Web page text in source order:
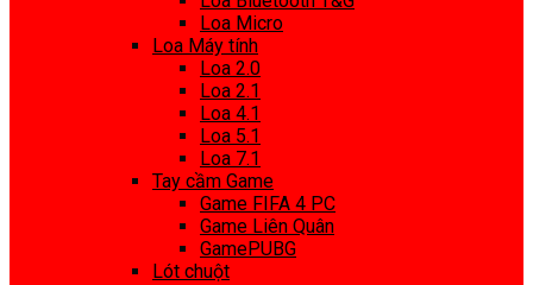
Loa Micro
Loa Máy tính
Loa 2.0
Loa 2.1
Loa 4.1
Loa 5.1
Loa 7.1
Tay cầm Game
Game FIFA 4 PC
Game Liên Quân
GamePUBG
Lót chuột